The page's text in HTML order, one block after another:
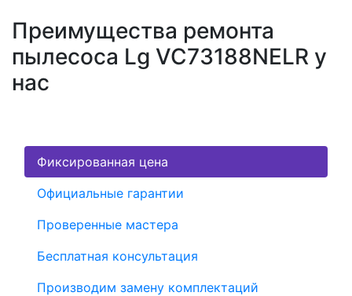
Преимущества ремонта
пылесоса Lg VC73188NELR у
нас
Фиксированная цена
Официальные гарантии
Проверенные мастера
Бесплатная консультация
Производим замену комплектаций